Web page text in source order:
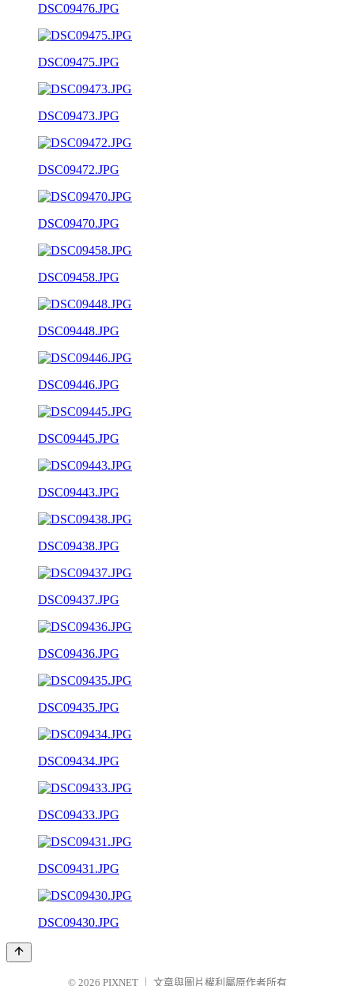
DSC09476.JPG
DSC09475.JPG
DSC09473.JPG
DSC09472.JPG
DSC09470.JPG
DSC09458.JPG
DSC09448.JPG
DSC09446.JPG
DSC09445.JPG
DSC09443.JPG
DSC09438.JPG
DSC09437.JPG
DSC09436.JPG
DSC09435.JPG
DSC09434.JPG
DSC09433.JPG
DSC09431.JPG
DSC09430.JPG
© 2026 PIXNET 文章與圖片權利屬原作者所有